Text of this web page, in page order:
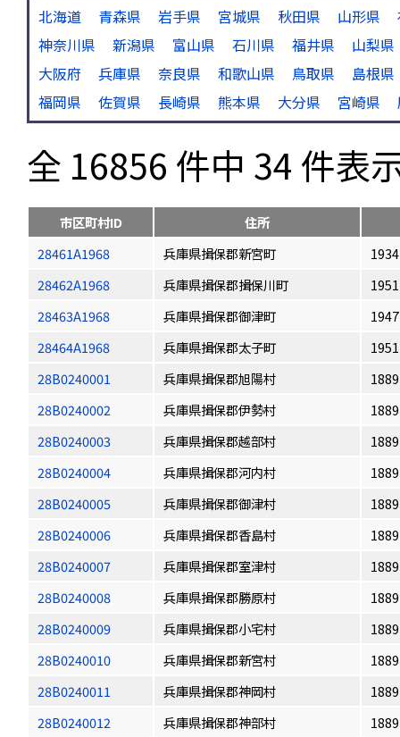
北海道 青森県 岩手県 宮城県 秋田県 山形県
神奈川県
新潟県 富山県 石川県 福井県
山梨県
大阪府
兵庫県 奈良県 和歌山県 鳥取県
島根県
福岡県
佐賀県 長崎県 熊本県 大分県 宮崎県
全 16856 件中 34 件表
市区町村ID
住所
28461A1968
兵庫県揖保郡新宮町
28462A1968
兵庫県揖保郡揖保川町
28463A1968
兵庫県揖保郡御津町
28464A1968
兵庫県揖保郡太子町
28B0240001
兵庫県揖保郡旭陽村
28B0240002
兵庫県揖保郡伊勢村
28B0240003
兵庫県揖保郡越部村
28B0240004
兵庫県揖保郡河内村
28B0240005
兵庫県揖保郡御津村
28B0240006
兵庫県揖保郡香島村
28B0240007
兵庫県揖保郡室津村
28B0240008
兵庫県揖保郡勝原村
28B0240009
兵庫県揖保郡小宅村
28B0240010
兵庫県揖保郡新宮村
28B0240011
兵庫県揖保郡神岡村
28B0240012
兵庫県揖保郡神部村